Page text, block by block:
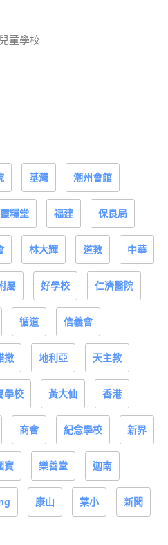
童學校
基灣 潮州會館
靈糧堂 福建 保良局
林大輝 道教 中華
屬 好學校 仁濟醫院
循道 信義會
撒 地利亞 天主教
學校 黃大仙 香港
商會 紀念學校 新界
寶 樂善堂 迦南
康山 葉小 新聞